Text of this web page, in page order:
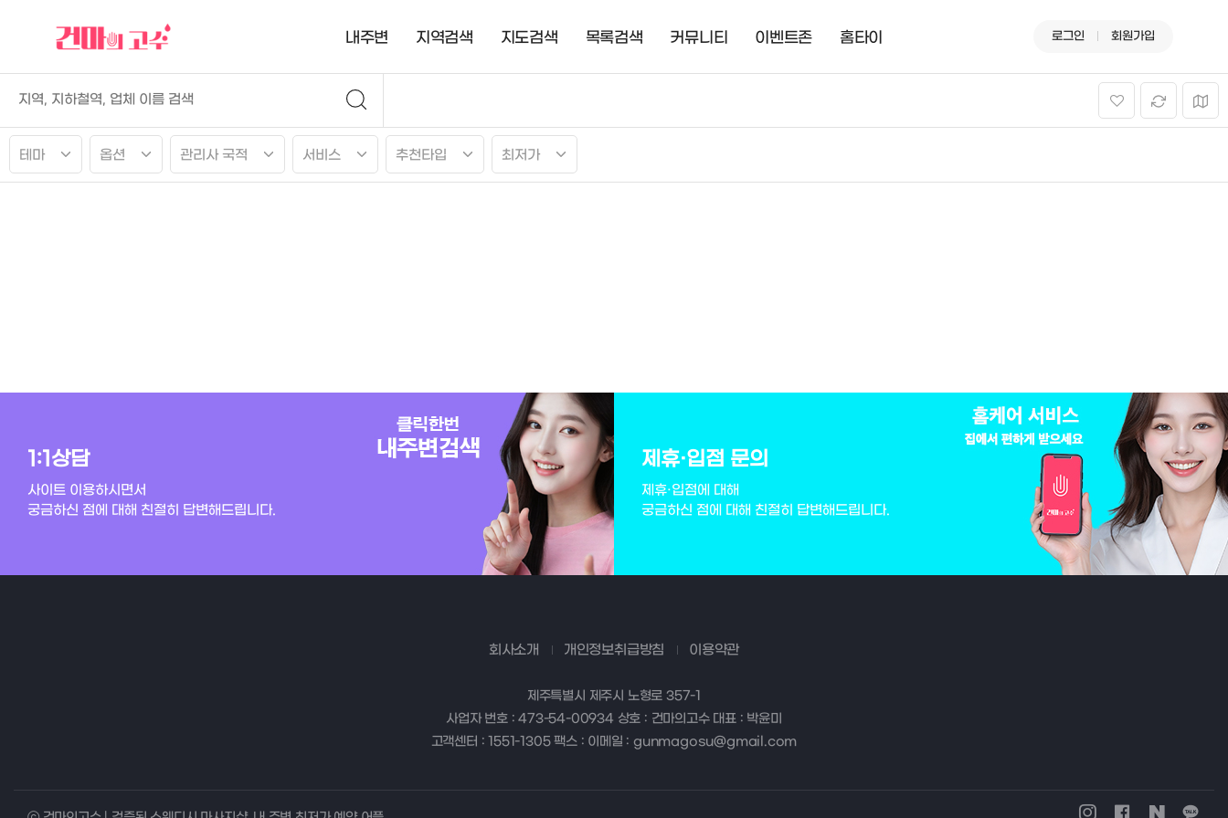
내주변 지역검색 지도검색 목록검색 커뮤니티 이벤트존 홈타이 로그인 회원가입
테마 옵션 관리사 국적 서비스 추천타입 최저가
1:1상담
사이트 이용하시면서
궁금하신 점에 대해 친절히 답변해드립니다.
제휴·입점 문의
제휴·입점에 대해
궁금하신 점에 대해 친절히 답변해드립니다.
회사소개 개인정보취급방침 이용약관
제주특별시 제주시 노형로 357-1
사업자 번호 : 473-54-00934 상호 : 건마의고수 대표 : 박윤미
고객센터 : 1551-1305 팩스 : 이메일 : gunmagosu@gmail.com